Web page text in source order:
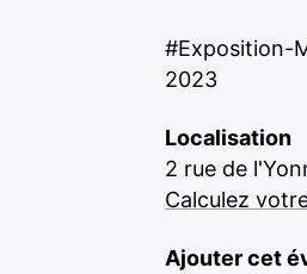
#Exposition-
2023
Localisation
2 rue de
Calculez
Ajouter cet